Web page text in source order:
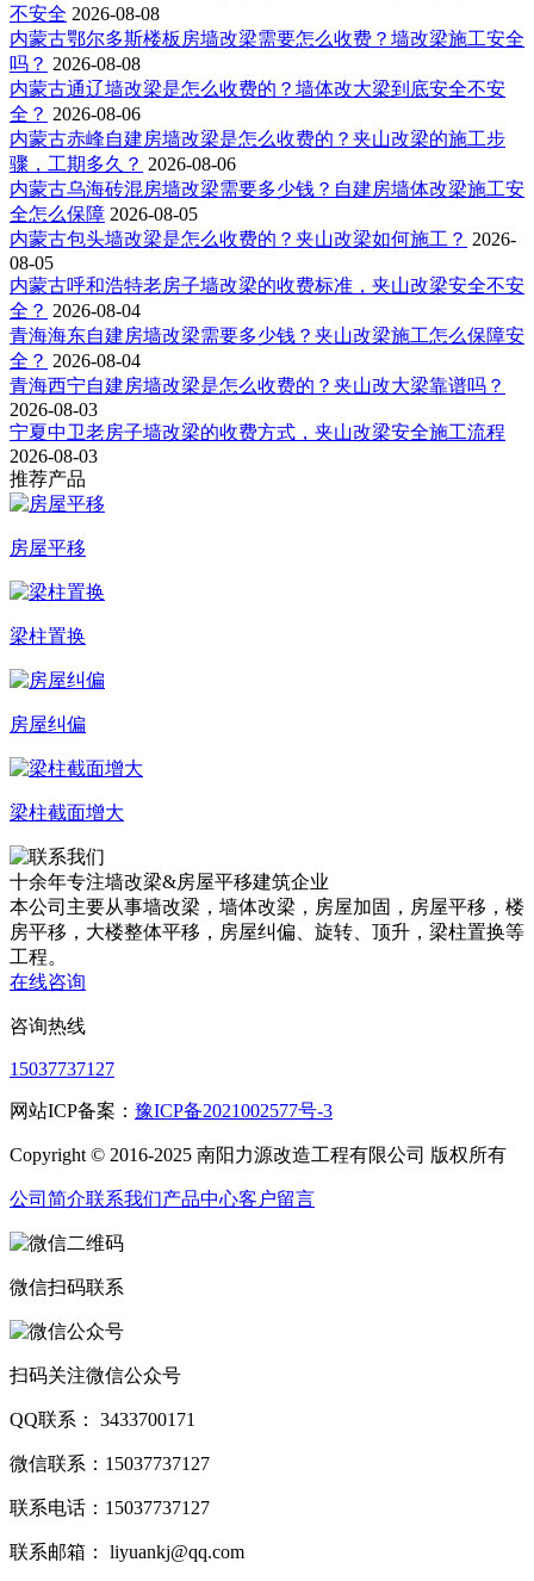
不安全 2026-08-08
内蒙古鄂尔多斯楼板房墙改梁需要怎么收费？墙改梁施工安全
吗？ 2026-08-08
内蒙古通辽墙改梁是怎么收费的？墙体改大梁到底安全不安
全？ 2026-08-06
内蒙古赤峰自建房墙改梁是怎么收费的？夹山改梁的施工步
骤，工期多久？ 2026-08-06
内蒙古乌海砖混房墙改梁需要多少钱？自建房墙体改梁施工安
全怎么保障 2026-08-05
内蒙古包头墙改梁是怎么收费的？夹山改梁如何施工？ 2026-
08-05
内蒙古呼和浩特老房子墙改梁的收费标准，夹山改梁安全不安
全？ 2026-08-04
青海海东自建房墙改梁需要多少钱？夹山改梁施工怎么保障安
全？ 2026-08-04
青海西宁自建房墙改梁是怎么收费的？夹山改大梁靠谱吗？
2026-08-03
宁夏中卫老房子墙改梁的收费方式，夹山改梁安全施工流程
2026-08-03
推荐产品
房屋平移
梁柱置换
房屋纠偏
梁柱截面增大
十余年专注墙改梁&房屋平移建筑企业
本公司主要从事墙改梁，墙体改梁，房屋加固，房屋平移，楼
房平移，大楼整体平移，房屋纠偏、旋转、顶升，梁柱置换等
工程。
在线咨询
咨询热线
15037737127
网站ICP备案： 豫ICP备2021002577号-3
Copyright © 2016-2025 南阳力源改造工程有限公司 版权所有
公司简介联系我们产品中心客户留言
微信扫码联系
扫码关注微信公众号
QQ联系： 3433700171
微信联系：15037737127
联系电话：15037737127
联系邮箱： liyuankj@qq.com